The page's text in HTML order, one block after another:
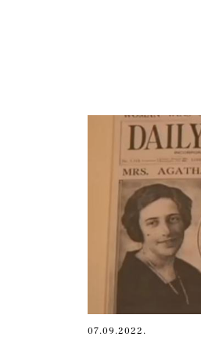
07.09.2022.